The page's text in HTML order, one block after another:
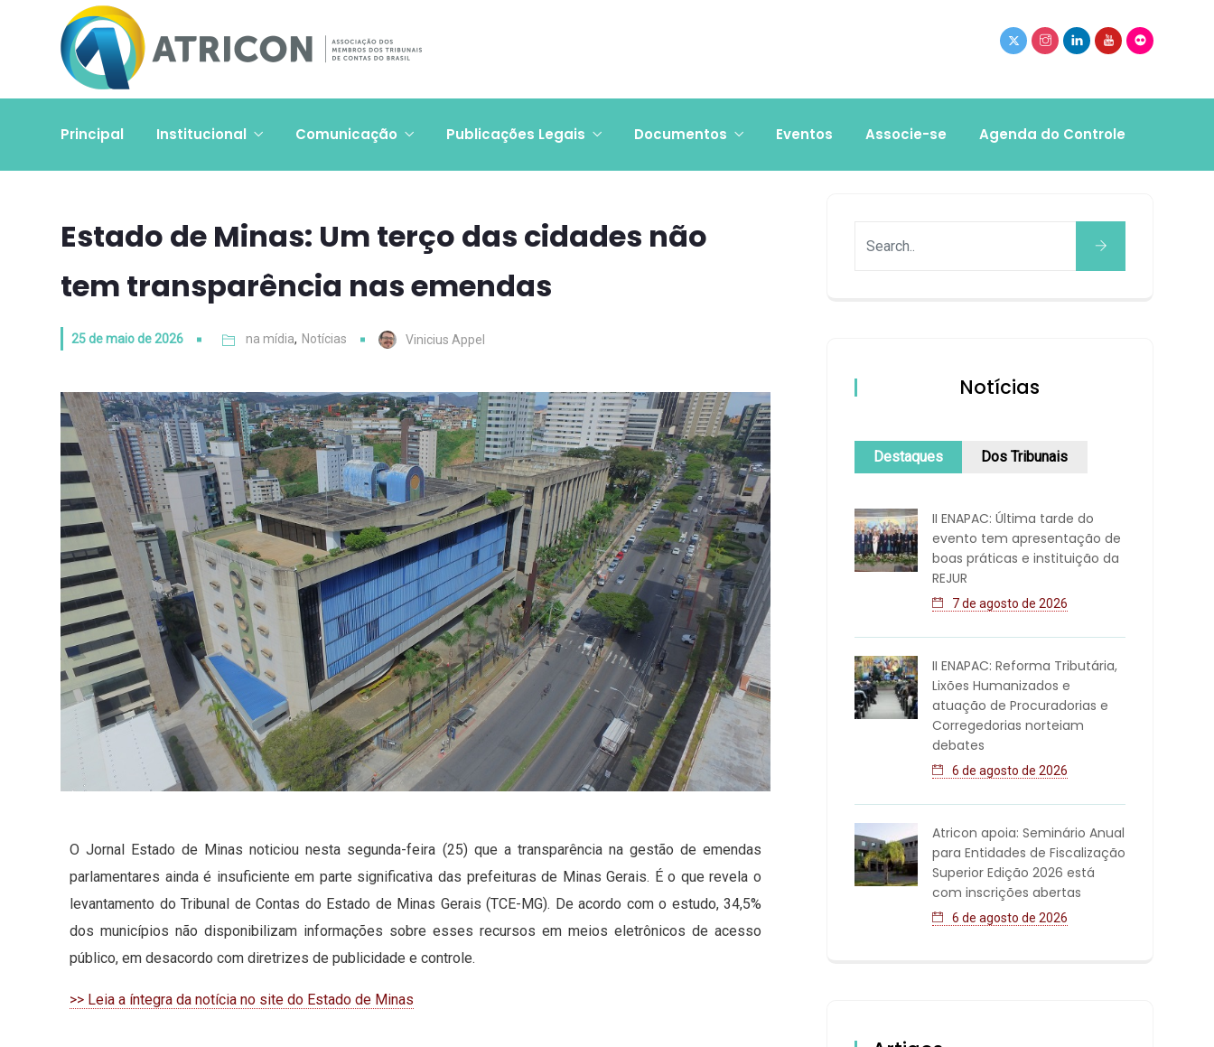
Principal Institucional Comunicação Publicações Legais Documentos Eventos Associe-se Agenda do Controle
Estado de Minas: Um terço das cidades não
tem transparência nas emendas
25 de maio de 2026 na mídia, Notícias Vinicius Appel
O Jornal Estado de Minas noticiou nesta segunda-feira (25) que a transparência na gestão de emendas
parlamentares ainda é insuficiente em parte significativa das prefeituras de Minas Gerais. É o que revela o
levantamento do Tribunal de Contas do Estado de Minas Gerais (TCE-MG). De acordo com o estudo, 34,5%
dos municípios não disponibilizam informações sobre esses recursos em meios eletrônicos de acesso
público, em desacordo com diretrizes de publicidade e controle.
>> Leia a íntegra da notícia no site do Estado de Minas
Notícias
Destaques Dos Tribunais
II ENAPAC: Última tarde do
evento tem apresentação de
boas práticas e instituição da
REJUR
7 de agosto de 2026
II ENAPAC: Reforma Tributária,
Lixões Humanizados e
atuação de Procuradorias e
Corregedorias norteiam
debates
6 de agosto de 2026
Atricon apoia: Seminário Anual
para Entidades de Fiscalização
Superior Edição 2026 está
com inscrições abertas
6 de agosto de 2026